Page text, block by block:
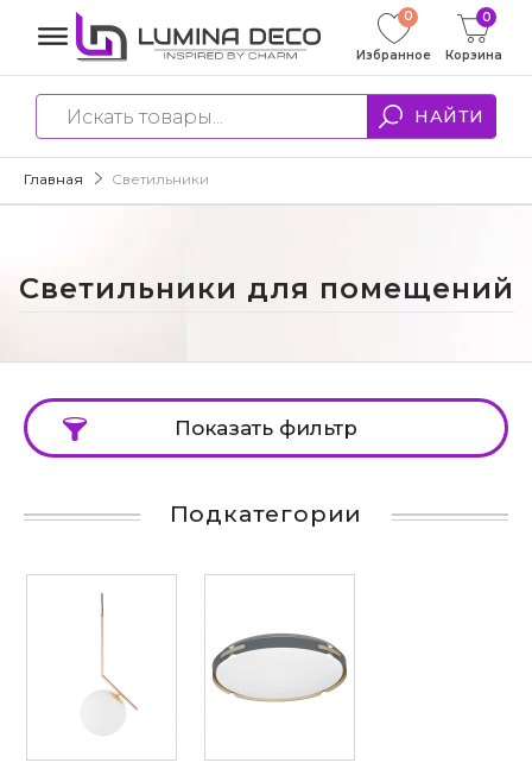
НАЙТИ
0
Избранное Корзина
0
Главная Светильники
Светильники для помещений
Показать фильтр
Подкатегории